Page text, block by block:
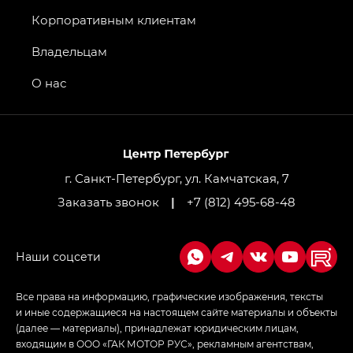
GT, Джи Эль — GL
GS4 — Джи Эс 4 (GS4) в комплектациях Джи Би
привод — GB AWD, Джи Эль Полный привод —
Джи Икс ПРЕМИУМ — GX PREMIUM, ЛАУНЖ —
LOUNGE
Empow — Эмпау (Empow) в комплектации
в спортивном стиле — GL(S-Style)
г. Санкт-Петербург, ул. Камчатская, 7
Заказать звонок
| +7 (812) 495-68-48
Корпоративным клиентам
Владельцам
О нас
Все права на информацию, графические изображения, тексты
и иные содержащиеся на настоящем сайте материалы и объекты
(далее — материалы), принадлежат юридическим лицам,
входящим в ООО «ГАК МОТОР РУС», рекламным агентствам,